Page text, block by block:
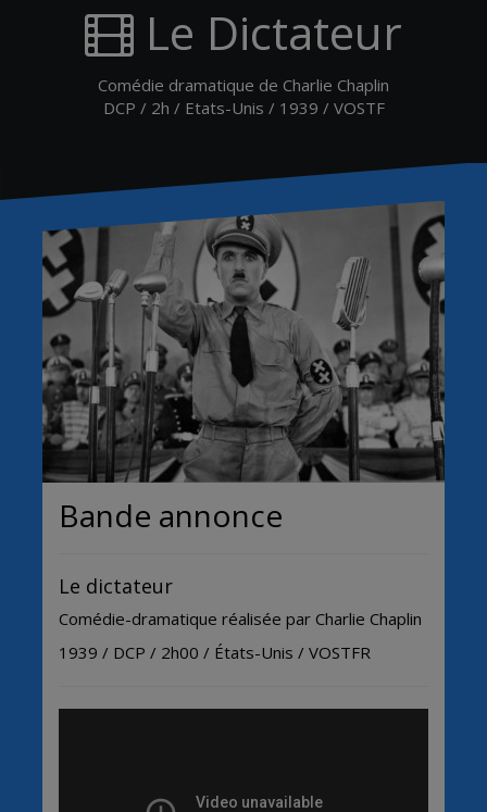
Le Dictateur
Comédie dramatique de Charlie Chaplin
DCP / 2h / Etats-Unis / 1939 / VOSTF
Bande annonce
Le dictateur
Comédie-dramatique réalisée par Charlie Chaplin
1939 / DCP / 2h00 / États-Unis / VOSTFR